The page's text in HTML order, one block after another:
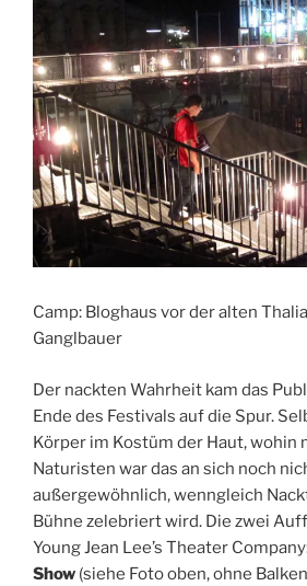
Camp: Bloghaus vor der alten
Ganglbauer
Der nackten Wahrheit kam das
Ende des Festivals auf die Spur.
Körper im Kostüm der Haut, wohin
Naturisten war das an sich noch
außergewöhnlich, wenngleich
Bühne zelebriert wird. Die zwei
Young Jean Lee’s Theater
Show (siehe Foto oben, ohne